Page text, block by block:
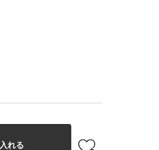
れる